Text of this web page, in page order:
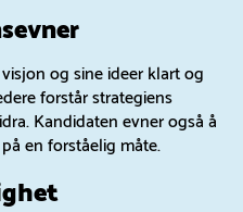
og sine ideer klart og
forstår strategiens
Kandidaten evner også å
en forståelig måte.